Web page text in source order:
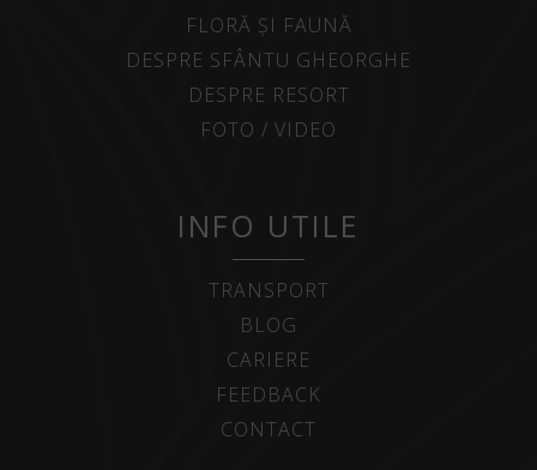
FLORĂ ȘI FAUNĂ
DESPRE SFÂNTU GHEORGHE
DESPRE RESORT
FOTO / VIDEO
INFO UTILE
TRANSPORT
BLOG
CARIERE
FEEDBACK
CONTACT